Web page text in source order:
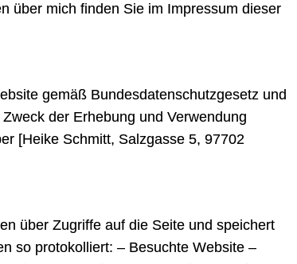
über mich finden Sie im Impressum dieser
gemäß Bundesdatenschutzgesetz und
der Erhebung und Verwendung
[Heike Schmitt, Salzgasse 5, 97702
über Zugriffe auf die Seite und speichert
so protokolliert: – Besuchte Website –